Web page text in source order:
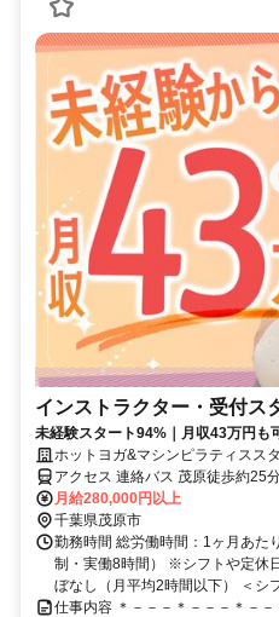
インストラクター・受付
未経験スタート94%｜月収43万円
2時間以下
ホットヨガ&マシンピラティスス
アクセス 連絡バス 茂原徒歩約25
歩約25分、ＪＲ外房線/ＪＲ総武
歩25分 ※自動車通勤可（規定あ
月給280,000円以上
千葉県茂原市
勤務時間 総労働時間：1ヶ月あた
制・実働8時間） ※シフトや定休
ぼなし（月平均2時間以下） ＜シ
仕事内容 ＊－－－＊－－－＊－